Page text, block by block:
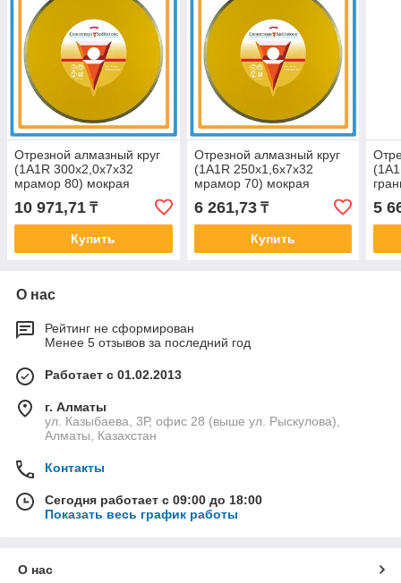
Отрезной алмазный круг
(1A1R 300x2,0x7x32
мрамор 80) мокрая
10 971,71 ₸
Купить
Отрезной алмазный круг
(1A1R 250x1,6x7x32
мрамор 70) мокрая
Professional
6 261,73₸
Купить
5
О нас
Рейтинг не сформирован
Менее 5 отзывов за последний год
Работает с 01.02.2013
г. Алматы
ул. Казыбаева, 3Р, офис 28 (выше ул. Рыскулова),
Алматы, Казахстан
Контакты
Сегодня работает с 09:00 до 18:00
Показать весь график работы
О нас